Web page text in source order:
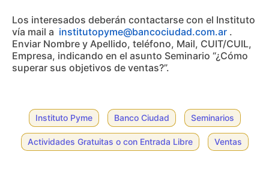
Los interesados deberán contactarse con el Instituto
vía mail a institutopyme@bancociudad.com.ar .
Enviar Nombre y Apellido, teléfono, Mail, CUIT/CUIL,
Empresa, indicando en el asunto Seminario “¿Cómo
superar sus objetivos de ventas?”.
Instituto Pyme Banco Ciudad Seminarios
Actividades Gratuitas o con Entrada Libre Ventas